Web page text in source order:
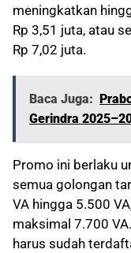
meningkatkan
Rp 3,51 juta, atau
Rp 7,02 juta.
Baca Juga:
Gerindra
Promo ini berlaku
semua golongan
VA hingga 5.500
maksimal 7.700
harus sudah